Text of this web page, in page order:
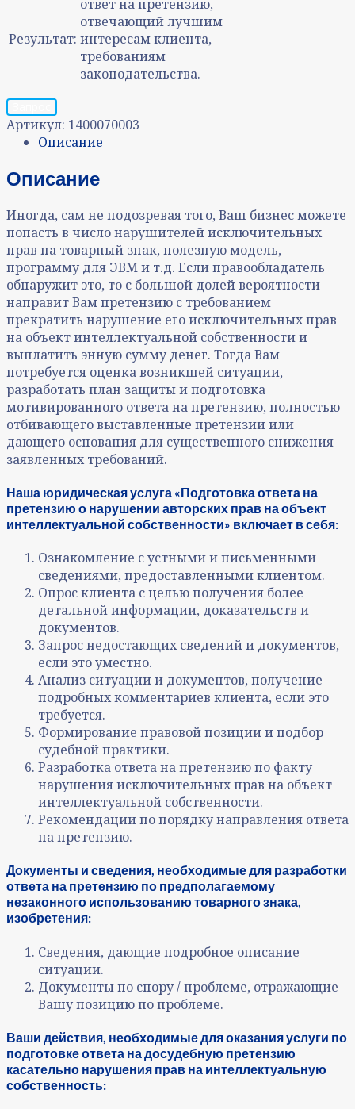
Результат:
ответ на претензию,
отвечающий лучшим
интересам клиента,
требованиям
законодательства.
Артикул: 1400070003
Описание
Описание
Иногда, сам не подозревая того, Ваш бизнес можете
попасть в число нарушителей исключительных
прав на товарный знак, полезную модель,
программу для ЭВМ и т.д. Если правообладатель
обнаружит это, то с большой долей вероятности
направит Вам претензию с требованием
прекратить нарушение его исключительных прав
на объект интеллектуальной собственности и
выплатить энную сумму денег. Тогда Вам
потребуется оценка возникшей ситуации,
разработать план защиты и подготовка
мотивированного ответа на претензию, полностью
отбивающего выставленные претензии или
дающего основания для существенного снижения
заявленных требований.
Наша юридическая услуга «Подготовка ответа на
претензию о нарушении авторских прав на объект
интеллектуальной собственности» включает в себя:
Ознакомление с устными и письменными
сведениями, предоставленными клиентом.
Опрос клиента с целью получения более
детальной информации, доказательств и
документов.
Запрос недостающих сведений и документов,
если это уместно.
Анализ ситуации и документов, получение
подробных комментариев клиента, если это
требуется.
Формирование правовой позиции и подбор
судебной практики.
Разработка ответа на претензию по факту
нарушения исключительных прав на объект
интеллектуальной собственности.
Рекомендации по порядку направления ответа
на претензию.
Документы и сведения, необходимые для разработки
ответа на претензию по предполагаемому
незаконного использованию товарного знака,
изобретения:
Сведения, дающие подробное описание
ситуации.
Документы по спору / проблеме, отражающие
Вашу позицию по проблеме.
Ваши действия, необходимые для оказания услуги по
подготовке ответа на досудебную претензию
касательно нарушения прав на интеллектуальную
собственность: